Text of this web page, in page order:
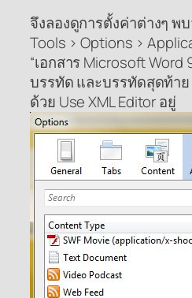
จึงลองดูการตั้งค่าต่างๆ พ
Tools > Options >
“เอกสาร Microsoft Word
บรรทัด และบรรทัดสุดท้า
ด้วย Use XML Editor อยู่